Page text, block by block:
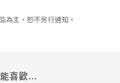
為主，恕不另行通知。
喜歡...